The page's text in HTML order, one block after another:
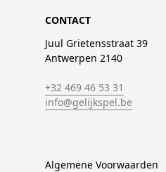
CONTACT
Juul Grietensstraat 39
Antwerpen 2140
+32 469 46 53 31
info@gelijkspel.be
Algemene Voorwaarden